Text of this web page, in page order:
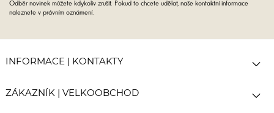
Odběr novinek můžete kdykoliv zrušit. Pokud to chcete udělat, naše kontaktní informace
naleznete v právním oznámení.
INFORMACE | KONTAKTY 
ZÁKAZNÍK | VELKOOBCHOD 